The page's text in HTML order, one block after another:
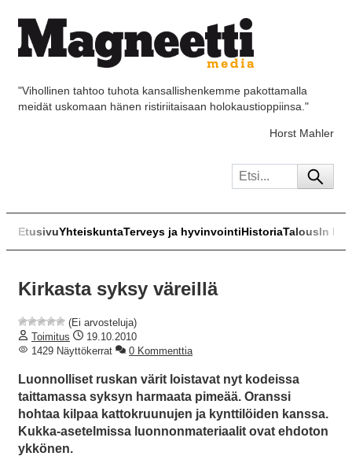
"Vihollinen tahtoo tuhota kansallishenkemme pakottamalla
meidät uskomaan hänen ristiriitaisaan holokaustioppiinsa."
Horst Mahler
EtusivuYhteiskuntaTerveys ja hyvinvointiHistoriaTalousIn
Kirkasta syksy väreillä
(Ei arvosteluja)
Toimitus
19.10.2010
1429 Näyttökerrat
0 Kommenttia
Luonnolliset ruskan värit loistavat nyt kodeissa
taittamassa syksyn harmaata pimeää. Oranssi
hohtaa kilpaa kattokruunujen ja kynttilöiden kanssa.
Kukka-asetelmissa luonnonmateriaalit ovat ehdoton
ykkönen.